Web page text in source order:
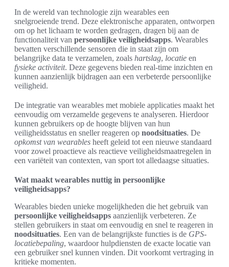
In de wereld van technologie zijn wearables een
snelgroeiende trend. Deze elektronische apparaten, ontworpen
om op het lichaam te worden gedragen, dragen bij aan de
functionaliteit van persoonlijke veiligheidsapps. Wearables
bevatten verschillende sensoren die in staat zijn om
belangrijke data te verzamelen, zoals hartslag, locatie en
fysieke activiteit. Deze gegevens bieden real-time inzichten en
kunnen aanzienlijk bijdragen aan een verbeterde persoonlijke
veiligheid.
De integratie van wearables met mobiele applicaties maakt het
eenvoudig om verzamelde gegevens te analyseren. Hierdoor
kunnen gebruikers op de hoogte blijven van hun
veiligheidsstatus en sneller reageren op noodsituaties. De
opkomst van wearables heeft geleid tot een nieuwe standaard
voor zowel proactieve als reactieve veiligheidsmaatregelen in
een variëteit van contexten, van sport tot alledaagse situaties.
Wat maakt wearables nuttig in persoonlijke
veiligheidsapps?
Wearables bieden unieke mogelijkheden die het gebruik van
persoonlijke veiligheidsapps aanzienlijk verbeteren. Ze
stellen gebruikers in staat om eenvoudig en snel te reageren in
noodsituaties. Een van de belangrijkste functies is de GPS-
locatiebepaling, waardoor hulpdiensten de exacte locatie van
een gebruiker snel kunnen vinden. Dit voorkomt vertraging in
kritieke momenten.